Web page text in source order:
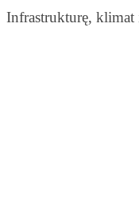
Infrastrukturę,